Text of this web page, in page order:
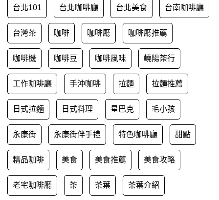
台北101 台北咖啡廳 台北美食 台南咖啡廳
台灣茶 咖啡 咖啡廳 咖啡廳推薦
咖啡機 咖啡豆 咖啡風味 嶢陽茶行
工作咖啡廳 手沖咖啡 拉麵 拉麵推薦
日式拉麵 日式料理 星巴克 毛小孩
永康街 永康街伴手禮 特色咖啡廳 甜點
精品咖啡 美食 美食推薦 美食攻略
老宅咖啡廳 茶 茶葉 茶葉介紹